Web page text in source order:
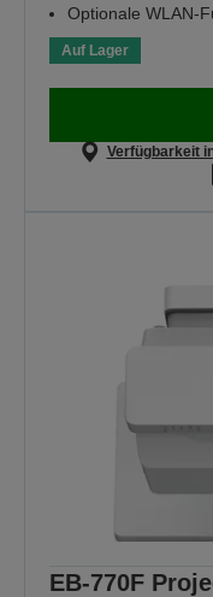
Optionale WLAN-
Auf Lager
Verfügbarkeit
EB-770F